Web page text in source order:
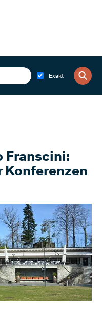
Exakt
Franscini: